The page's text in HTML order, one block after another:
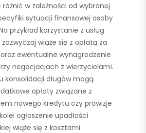
różnić w zależności od wybranej
sytuacji finansowej osoby
przykład korzystanie z usług
wiąże się z opłatą za
ewentualne wynagrodzenie
negocjacjach z wierzycielami.
konsolidacji długów mogą
opłaty związane z
nowego kredytu czy prowizje
ogłoszenie upadłości
wiąże się z kosztami